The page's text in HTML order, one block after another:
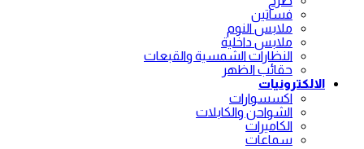
فساتين
ملابس النوم
ملابس داخلية
النظارات الشمسية والقبعات
حقائب الظهر
الالكترونيات
اكسسوارات
الشواحن والكابلات
الكاميرات
سماعات